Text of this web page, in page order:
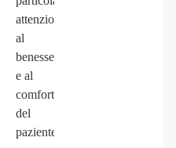
attenzione
al
benessere
e al
comfort
del
paziente.